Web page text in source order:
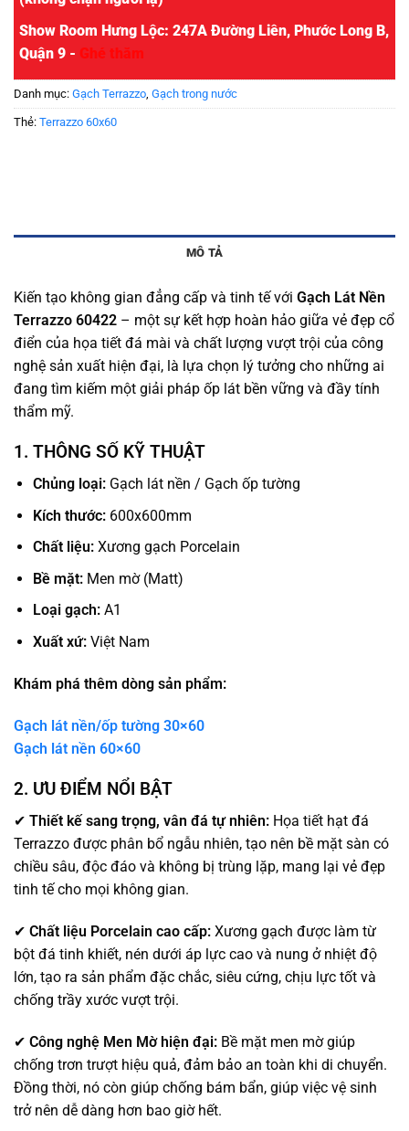
Show Room Hưng Lộc: 247A Đường Liên, Phước Long B,
Quận 9 - Ghé thăm
Danh mục: Gạch Terrazzo Gạch trong nước
Thẻ: Terrazzo 60x60
MÔ TẢ
Kiến tạo không gian đẳng cấp và tinh tế với Gạch Lát Nền
Terrazzo 60422 – một sự kết hợp hoàn hảo giữa vẻ đẹp cổ
điển của họa tiết đá mài và chất lượng vượt trội của công
nghệ sản xuất hiện đại, là lựa chọn lý tưởng cho những ai
đang tìm kiếm một giải pháp ốp lát bền vững và đầy tính
thẩm mỹ.
1. THÔNG SỐ KỸ THUẬT
Chủng loại:Gạch lát nền / Gạch ốp tường
Kích thước:600x600mm
Chất liệu:Xương gạch Porcelain
Bề mặt:Men mờ (Matt)
Loại gạch:A1
Xuất xứ:Việt Nam
Khám phá thêm dòng sản phẩm:
Gạch lát nền/ốp tường 30×60
Gạch lát nền 60×60
2. ƯU ĐIỂM NỔI BẬT
✔ Thiết kế sang trọng, vân đá tự nhiên: Họa tiết hạt đá
Terrazzo được phân bổ ngẫu nhiên, tạo nên bề mặt sàn có
chiều sâu, độc đáo và không bị trùng lặp, mang lại vẻ đẹp
tinh tế cho mọi không gian.
✔ Chất liệu Porcelain cao cấp: Xương gạch được làm từ
bột đá tinh khiết, nén dưới áp lực cao và nung ở nhiệt độ
lớn, tạo ra sản phẩm đặc chắc, siêu cứng, chịu lực tốt và
chống trầy xước vượt trội.
✔ Công nghệ Men Mờ hiện đại: Bề mặt men mờ giúp
chống trơn trượt hiệu quả, đảm bảo an toàn khi di chuyển.
Đồng thời, nó còn giúp chống bám bẩn, giúp việc vệ sinh
trở nên dễ dàng hơn bao giờ hết.